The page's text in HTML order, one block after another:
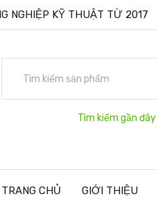
NGHIỆP KỸ THUẬT TỪ 2017
Tìm kiếm gần đây
TRANG CHỦ GIỚI THIỆU